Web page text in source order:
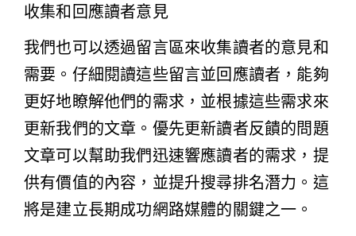
收集和回應讀者意見
我們也可以透過留言區來收集讀者的意見和
需要。仔細閱讀這些留言並回應讀者，能夠
更好地瞭解他們的需求，並根據這些需求來
更新我們的文章。優先更新讀者反饋的問題
文章可以幫助我們迅速響應讀者的需求，提
供有價值的內容，並提升搜尋排名潛力。這
將是建立長期成功網路媒體的關鍵之一。